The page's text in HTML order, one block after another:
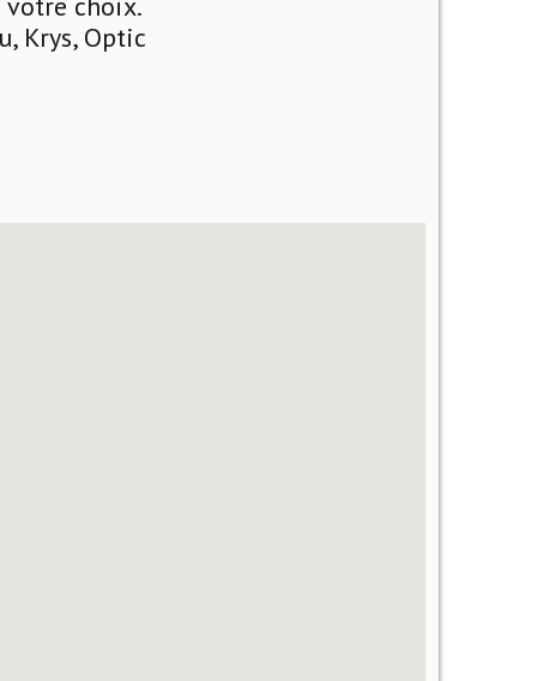
Krys, Optic